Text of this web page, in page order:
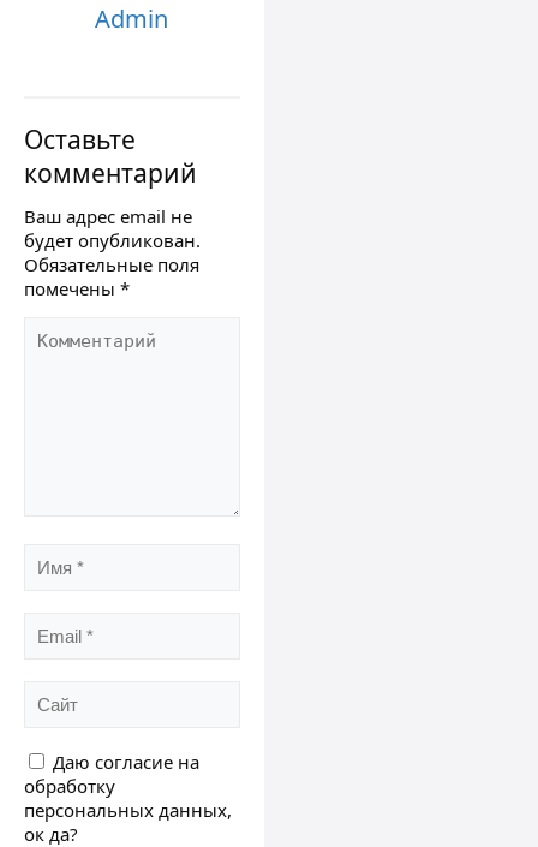
Admin
Оставьте
комментарий
Ваш адрес email не
будет опубликован.
Обязательные поля
помечены *
Даю согласие на
обработку
персональных данных,
ок да?